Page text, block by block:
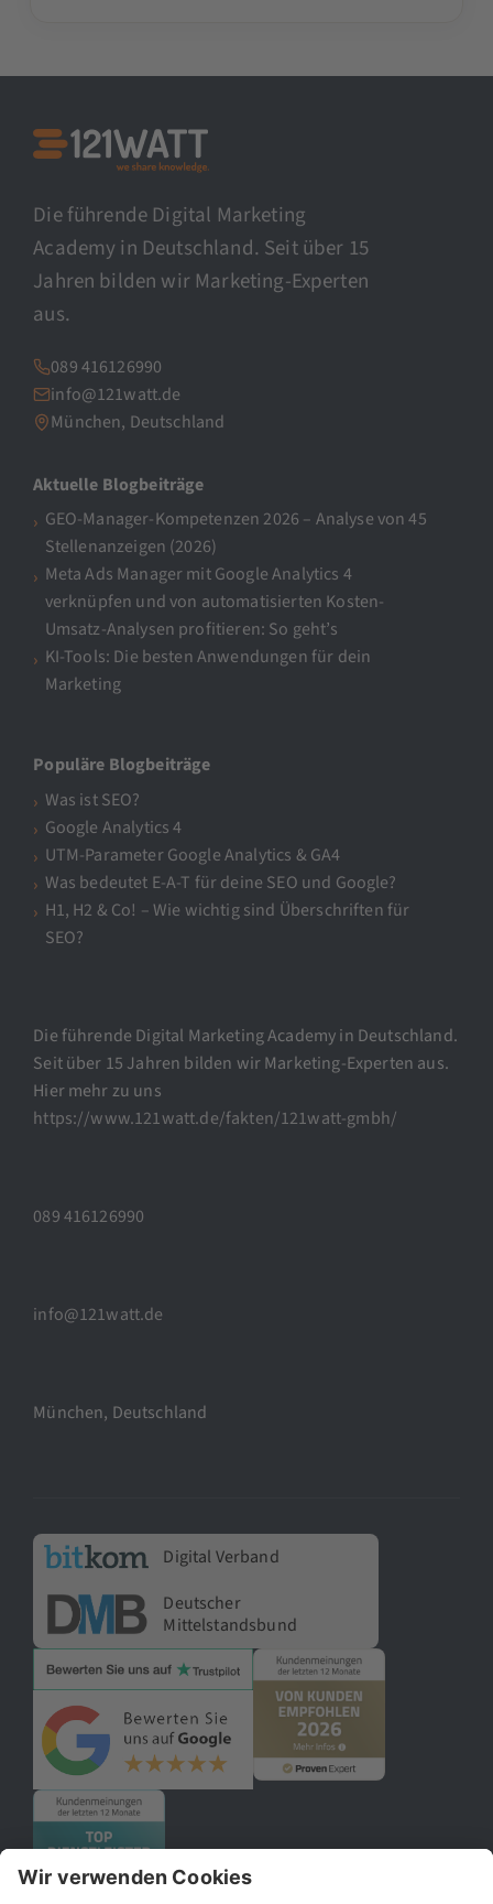
Die führende Digital Marketing
Academy in Deutschland. Seit über 15
Jahren bilden wir Marketing-Experten
aus.
089 416126990
info@121watt.de
München, Deutschland
Aktuelle Blogbeiträge
GEO-Manager-Kompetenzen 2026 – Analyse von 45
Stellenanzeigen (2026)
Meta Ads Manager mit Google Analytics 4
verknüpfen und von automatisierten Kosten-
Umsatz-Analysen profitieren: So geht’s
KI-Tools: Die besten Anwendungen für dein
Marketing
Populäre Blogbeiträge
Was ist SEO?
Google Analytics 4
UTM-Parameter Google Analytics & GA4
Was bedeutet E-A-T für deine SEO und Google?
H1, H2 & Co! – Wie wichtig sind Überschriften für
SEO?
Die führende Digital Marketing Academy in Deutschland.
Seit über 15 Jahren bilden wir Marketing-Experten aus.
Hier mehr zu uns
https://www.121watt.de/fakten/121watt-gmbh/
089 416126990
info@121watt.de
München, Deutschland
Digital Verband
Deutscher
Mittelstandsbund